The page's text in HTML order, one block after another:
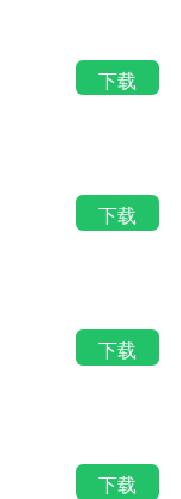
下载
下载
下载
下载